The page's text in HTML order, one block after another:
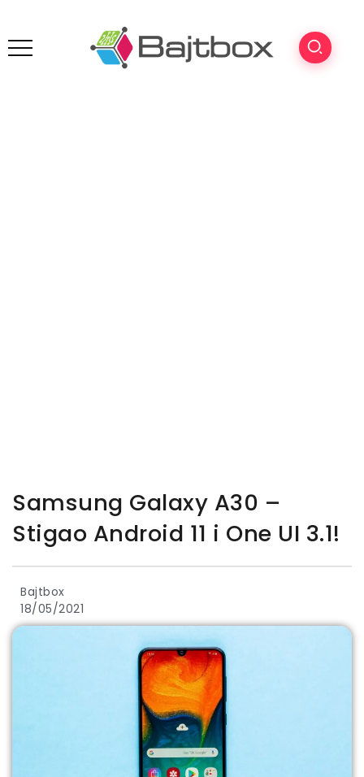
Samsung Galaxy A30 –
Stigao Android 11 i One UI 3.1!
Bajtbox
18/05/2021